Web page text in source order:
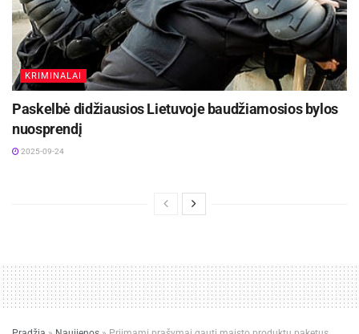
KRIMINALAI
Paskelbė didžiausios Lietuvoje baudžiamosios bylos
nuosprendį
2025-09-24